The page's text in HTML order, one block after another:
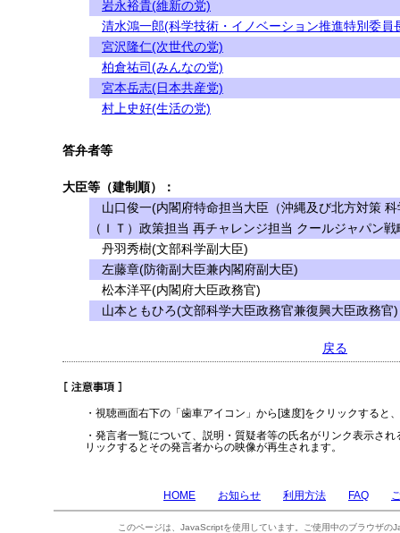
岩永裕貴(維新の党)
清水鴻一郎(科学技術・イノベーション推進特別委員
宮沢隆仁(次世代の党)
柏倉祐司(みんなの党)
宮本岳志(日本共産党)
村上史好(生活の党)
答弁者等
大臣等（建制順）：
山口俊一(内閣府特命担当大臣（沖縄及び北方対策
（ＩＴ）政策担当 再チャレンジ担当 クールジャパン
丹羽秀樹(文部科学副大臣)
左藤章(防衛副大臣兼内閣府副大臣)
松本洋平(内閣府大臣政務官)
山本ともひろ(文部科学大臣政務官兼復興大臣政務官)
戻る
・視聴画面右下の「歯車アイコン」から[速度]をクリックすると
・発言者一覧について、説明・質疑者等の氏名がリンク表示さ
リックするとその発言者からの映像が再生されます。
HOME お知らせ 利用方法 FAQ
このページは、JavaScriptを使用しています。ご使用中のブラウザの